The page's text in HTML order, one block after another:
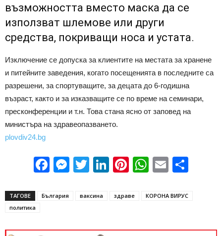
възможността вместо маска да се
използват шлемове или други
средства, покриващи носа и устата.
Изключение се допуска за клиентите на местата за хранене
и питейните заведения, когато посещенията в последните са
разрешени, за спортуващите, за децата до 6-годишна
възраст, както и за изказващите се по време на семинари,
пресконференции и т.н. Това стана ясно от заповед на
министъра на здравеопазването.
plovdiv24.bg
Facebook
Messenger
Twitter
LinkedIn
Pinterest
WhatsApp
Email
ТАГОВЕ България ваксина здраве
КОРОНА ВИРУС
политика